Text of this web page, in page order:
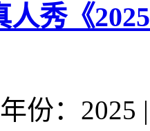
人秀《
年份：2025 |